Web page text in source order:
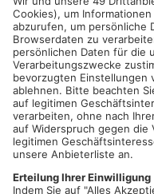
MÖMBRIS.Kurz vor
bei Mömbris einen
Abzweigung zum
Kleinwagen
verletzt und ins
der Autos blieben
freigegeben werden.